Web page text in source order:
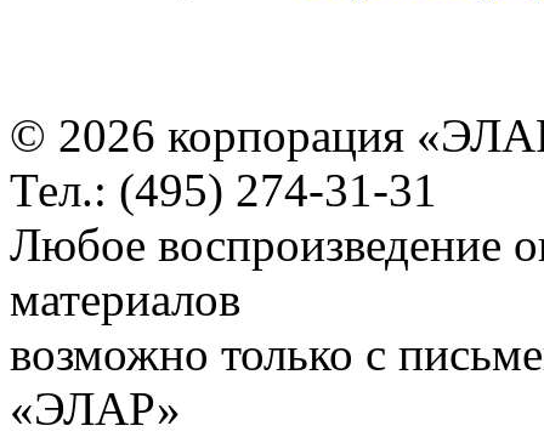
© 2026 корпорация
Тел.: (495) 274-31-31
Любое воспроизведение
материалов
возможно только с
«ЭЛАР»